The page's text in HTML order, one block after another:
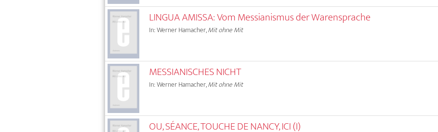
LINGUA AMISSA: Vom Messianismus der Warensprache
In: Werner Hamacher,Mit ohne Mit
MESSIANISCHES NICHT
In: Werner Hamacher,Mit ohne Mit
OU, SÉANCE, TOUCHE DE NANCY, ICI (I)